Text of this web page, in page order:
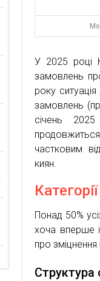
У 2025 році
замовлень
року
замовлень
січень
частковим
киян.
Понад 50%
хоча вперше
про зміцнення
Структура